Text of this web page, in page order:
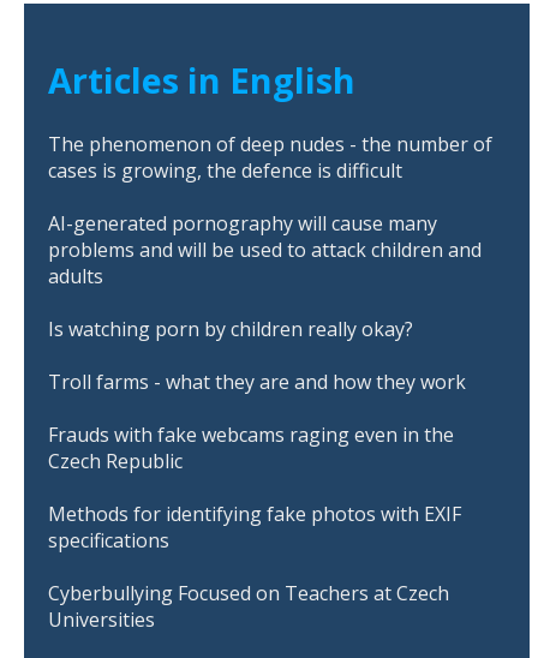
Articles in English
The phenomenon of deep nudes - the number of
cases is growing, the defence is difficult
AI-generated pornography will cause many
problems and will be used to attack children and
adults
Is watching porn by children really okay?
Troll farms - what they are and how they work
Frauds with fake webcams raging even in the
Czech Republic
Methods for identifying fake photos with EXIF
specifications
Cyberbullying Focused on Teachers at Czech
Universities